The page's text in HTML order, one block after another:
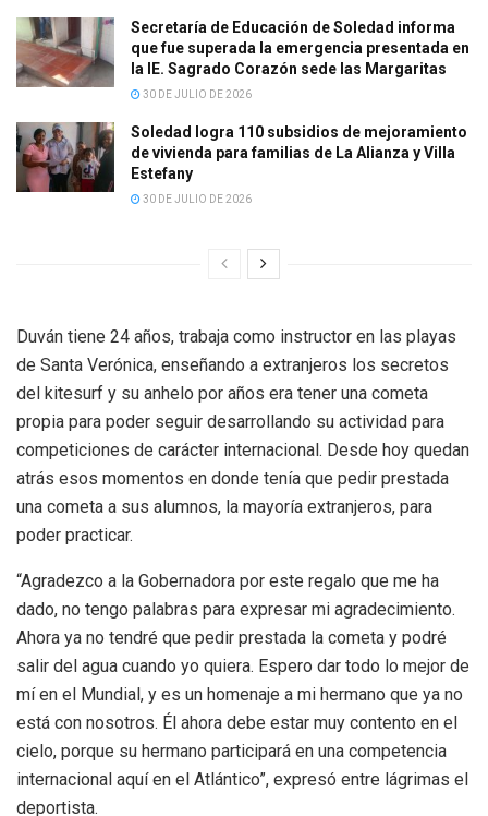
Secretaría de Educación de Soledad informa
que fue superada la emergencia presentada en
la IE. Sagrado Corazón sede las Margaritas
30 DE JULIO DE 2026
Soledad logra 110 subsidios de mejoramiento
de vivienda para familias de La Alianza y Villa
Estefany
30 DE JULIO DE 2026
Duván tiene 24 años, trabaja como instructor en las playas
de Santa Verónica, enseñando a extranjeros los secretos
del kitesurf y su anhelo por años era tener una cometa
propia para poder seguir desarrollando su actividad para
competiciones de carácter internacional. Desde hoy quedan
atrás esos momentos en donde tenía que pedir prestada
una cometa a sus alumnos, la mayoría extranjeros, para
poder practicar.
“Agradezco a la Gobernadora por este regalo que me ha
dado, no tengo palabras para expresar mi agradecimiento.
Ahora ya no tendré que pedir prestada la cometa y podré
salir del agua cuando yo quiera. Espero dar todo lo mejor de
mí en el Mundial, y es un homenaje a mi hermano que ya no
está con nosotros. Él ahora debe estar muy contento en el
cielo, porque su hermano participará en una competencia
internacional aquí en el Atlántico”, expresó entre lágrimas el
deportista.